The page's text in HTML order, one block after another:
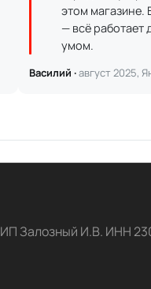
этом магазине.
— всё работает
умом.
Василий ·август 2025,
ИП Залозный И.В. ИНН